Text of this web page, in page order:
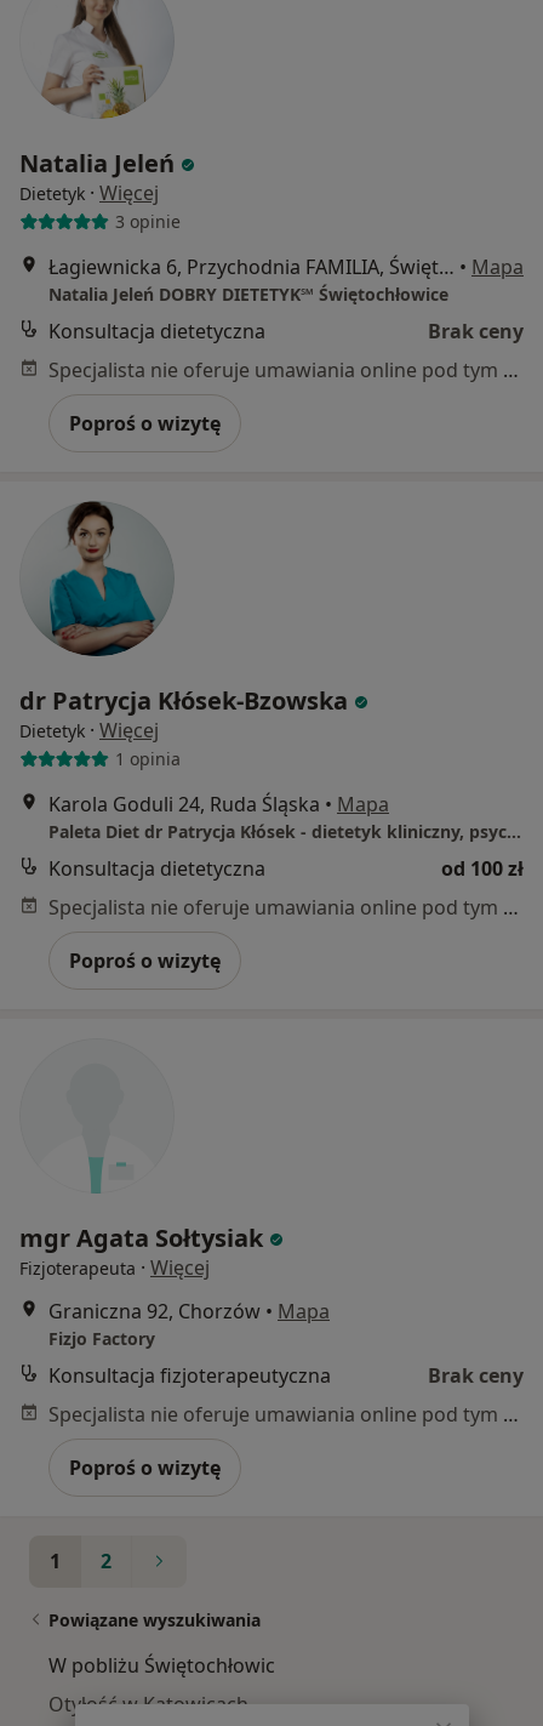
Natalia Jeleń
Dietetyk · Więcej
3 opinie
Łagiewnicka 6, Przychodnia FAMILIA, Świętochłowice • Mapa
Natalia Jeleń DOBRY DIETETYK℠ Świętochłowice
Konsultacja dietetyczna
Brak ceny
Specjalista nie oferuje umawiania online pod tym adresem.
Poproś o wizytę
dr Patrycja Kłósek-Bzowska
Dietetyk · Więcej
1 opinia
Karola Goduli 24, Ruda Śląska • Mapa
Paleta Diet dr Patrycja Kłósek - dietetyk kliniczny, psychodietetyk
Konsultacja dietetyczna
od 100 zł
Specjalista nie oferuje umawiania online pod tym adresem.
Poproś o wizytę
mgr Agata Sołtysiak
Fizjoterapeuta · Więcej
Graniczna 92, Chorzów • Mapa
Fizjo Factory
Konsultacja fizjoterapeutyczna
Brak ceny
Specjalista nie oferuje umawiania online pod tym adresem.
Poproś o wizytę
1 2
Powiązane wyszukiwania
W pobliżu Świętochłowic
Otyłość w Katowicach